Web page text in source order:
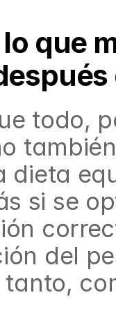
lo que
todo,
dieta
si se
del